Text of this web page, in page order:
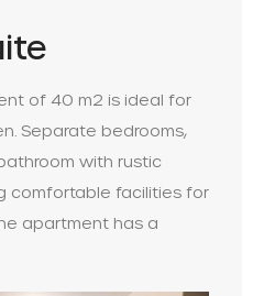
of 40 m2 is ideal for
Separate bedrooms,
with rustic
comfortable facilities for
apartment has a